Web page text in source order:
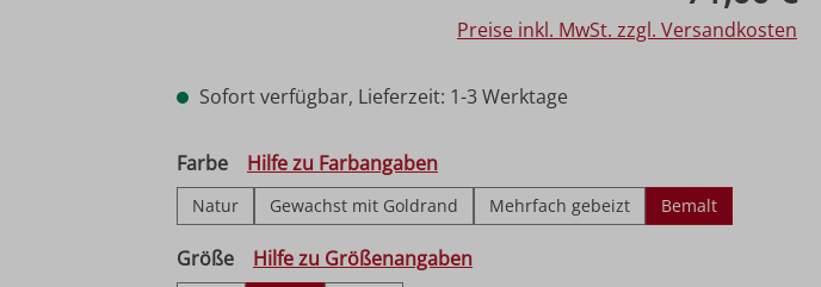
Preise inkl. MwSt. zzgl. Versandkosten
Sofort verfügbar, Lieferzeit: 1-3 Werktage
Farbeauswählen
Hilfe zu Farbangaben
Natur Gewachst mit Goldrand Mehrfach gebeizt Bemalt
Größeauswählen
Hilfe zu Größenangaben